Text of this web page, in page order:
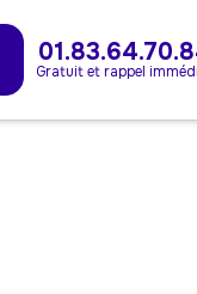
Gratuit et rappel